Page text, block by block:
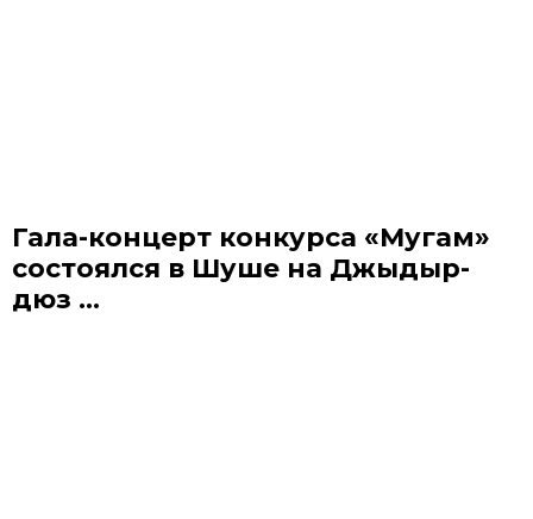
Гала-концерт конкурса «Мугам»
состоялся в Шуше на Джыдыр-
дюз ...